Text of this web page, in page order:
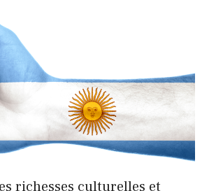
richesses culturelles et